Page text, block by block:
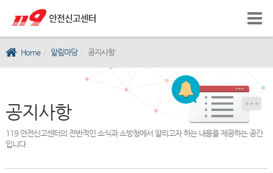
Home 알림마당 공지사항
공지사항
119 안전신고센터의 전반적인 소식과 소방청에서 알리고자 하는 내용을 제공하는 공간
입니다.